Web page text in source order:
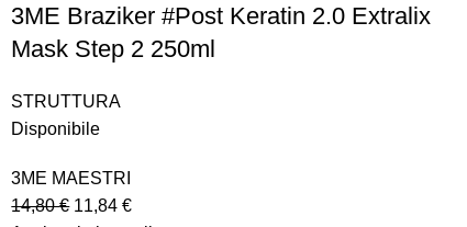
3ME Braziker #Post Keratin 2.0 Extralix
Mask Step 2 250ml
STRUTTURA
Disponibile
3ME MAESTRI
14,80€ 11,84€